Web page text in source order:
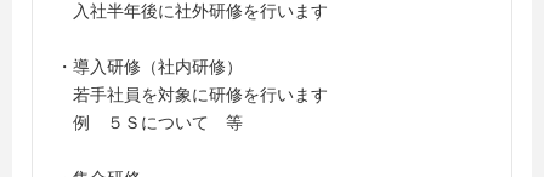
入社半年後に社外研修を行います
・導入研修（社内研修）
若手社員を対象に研修を行います
例 ５Ｓについて 等